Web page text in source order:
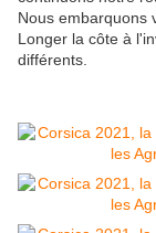
Nous embarquons
Longer la côte à
différents.